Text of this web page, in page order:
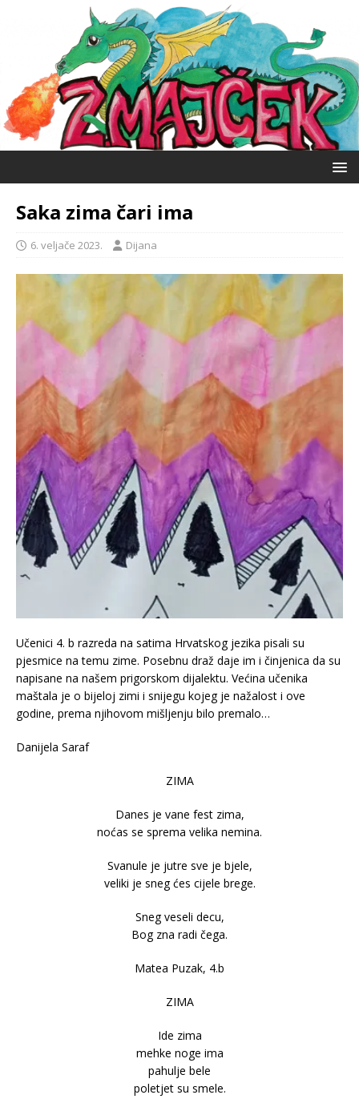
Saka zima čari ima
6. veljače 2023. Dijana
Učenici 4. b razreda na satima Hrvatskog jezika pisali su
pjesmice na temu zime. Posebnu draž daje im i činjenica da su
napisane na našem prigorskom dijalektu. Većina učenika
maštala je o bijeloj zimi i snijegu kojeg je nažalost i ove
godine, prema njihovom mišljenju bilo premalo…
Danijela Saraf
ZIMA
Danes je vane fest zima,
noćas se sprema velika nemina.
Svanule je jutre sve je bjele,
veliki je sneg ćes cijele brege.
Sneg veseli decu,
Bog zna radi čega.
Matea Puzak, 4.b
ZIMA
Ide zima
mehke noge ima
pahulje bele
poletjet su smele.